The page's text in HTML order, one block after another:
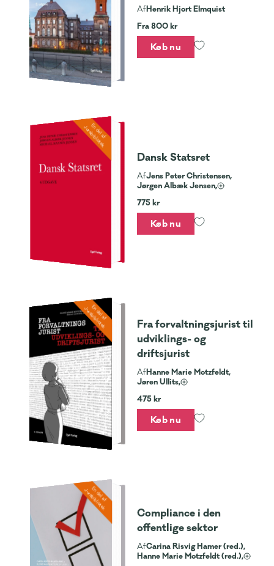
AfHenrik Hjort Elmquist
Fra 800 kr
Køb nu
En del af
Jurabibliotek
Dansk Statsret
AfJens Peter Christensen,
Jørgen Albæk Jensen,
775 kr
Køb nu
En del af
Jurabibliotek
Fra forvaltningsjurist til
udviklings- og
driftsjurist
AfHanne Marie Motzfeldt,
Jøren Ullits,
475 kr
Køb nu
En del af
Jurabibliotek
Compliance i den
offentlige sektor
AfCarina Risvig Hamer (red.),
Hanne Marie Motzfeldt (red.),